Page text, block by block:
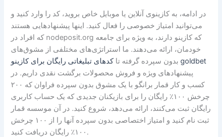
در ادامه، به کازینوی آنلاین یا موبایل خاص بروید، کد را وارد کنید و
می‌توانید امتیاز خصوصی را فعال کنید. اینها پیشنهادهایی هستند
که افراد در nodeposit.org که کازینو دارند، به ویژه برای جامعه
خودمان، ارائه می‌دهند. ما استراتژی‌های مختلفی از مشوق‌های
بدون سپرده گرفته تا کدهای تبلیغاتی رایگان برای کازینو goldbet
پیشنهادهای ویژه و فروش محصولات برگشت نقدی داریم. در
کسب و کار قمار برانگو با یک مشوق بدون سپرده فراوان که ۲۰۰
چرخش ۱۰۰٪ رایگان را برای بازیکنان جدیدی که یک حساب کاربری
رایگان ثبت می‌کنند، ارائه می‌دهد، شروع کنید. در آن موسسه قمار
ثبت نام کنید و امتیاز اختصاصی بدون سپرده آنها را از ۱۰۰ چرخش
۱۰۰٪ رایگان دریافت کنید.